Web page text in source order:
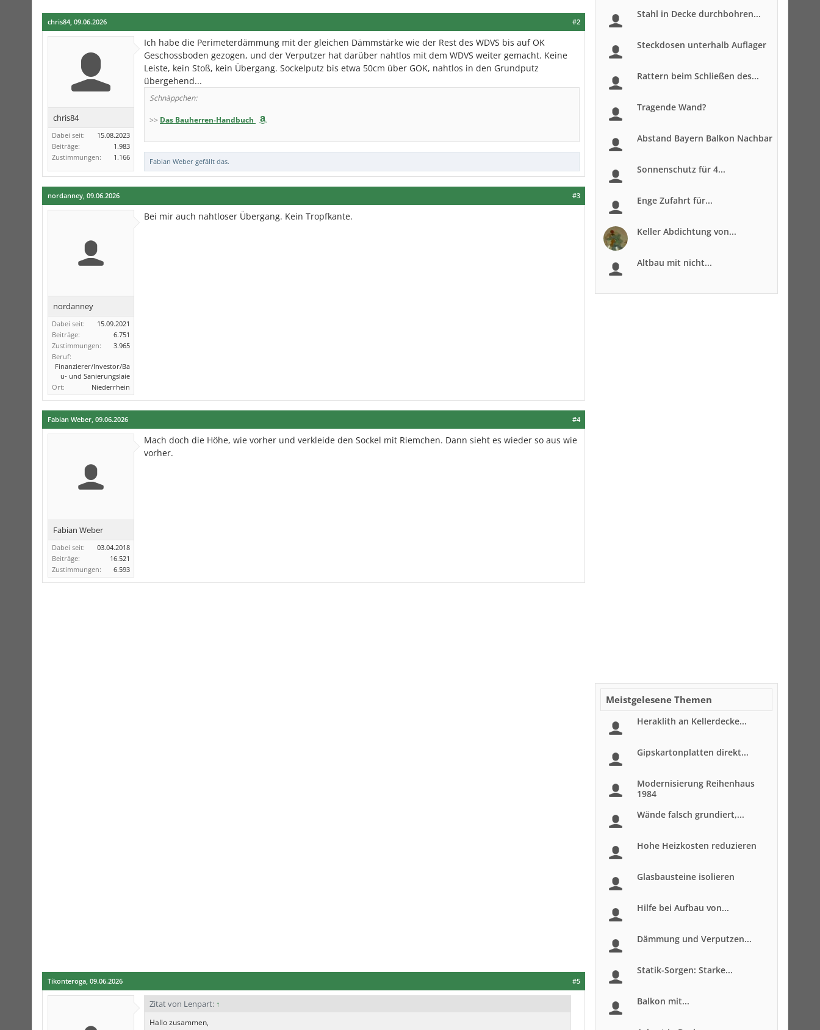
#2
chris84, 09.06.2026
chris84
Dabei seit:
15.08.2023
Beiträge:
1.983
Zustimmungen:
1.166
Ich habe die Perimeterdämmung mit der gleichen Dämmstärke wie der Rest des WDVS bis auf OK
Geschossboden gezogen, und der Verputzer hat darüber nahtlos mit dem WDVS weiter gemacht. Keine
Leiste, kein Stoß, kein Übergang. Sockelputz bis etwa 50cm über GOK, nahtlos in den Grundputz
übergehend...
Schnäppchen:
>> Das Bauherren-Handbuch
Fabian Weber gefällt das.
#3
nordanney, 09.06.2026
nordanney
Dabei seit:
15.09.2021
Beiträge:
6.751
Zustimmungen:
3.965
Beruf:
Finanzierer/Investor/Ba
u- und Sanierungslaie
Ort:
Niederrhein
Bei mir auch nahtloser Übergang. Kein Tropfkante.
#4
Fabian Weber, 09.06.2026
Fabian Weber
Dabei seit:
03.04.2018
Beiträge:
16.521
Zustimmungen:
6.593
Mach doch die Höhe, wie vorher und verkleide den Sockel mit Riemchen. Dann sieht es wieder so aus wie
vorher.
#5
Tikonteroga, 09.06.2026
Zitat von Lenpart: ↑
Hallo zusammen,
Stahl in Decke durchbohren...
Steckdosen unterhalb Auflager
Rattern beim Schließen des...
Tragende Wand?
Abstand Bayern Balkon Nachbar
Sonnenschutz für 4...
Enge Zufahrt für...
Keller Abdichtung von...
Altbau mit nicht...
Meistgelesene Themen
Heraklith an Kellerdecke...
Gipskartonplatten direkt...
Modernisierung Reihenhaus
1984
Wände falsch grundiert,...
Hohe Heizkosten reduzieren
Glasbausteine isolieren
Hilfe bei Aufbau von...
Dämmung und Verputzen...
Statik-Sorgen: Starke...
Balkon mit...